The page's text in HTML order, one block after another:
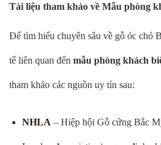
Tài liệu tham khảo về Mẫu phòng
Để tìm hiểu chuyên sâu về gỗ óc chó
tế liên quan đến mẫu phòng khách
tham khảo các nguồn uy tín sau:
NHLA – Hiệp hội Gỗ cứng Bắc